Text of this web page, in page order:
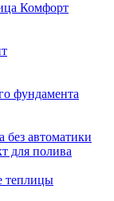
Комфорт
фундамента
без автоматики
для полива
теплицы